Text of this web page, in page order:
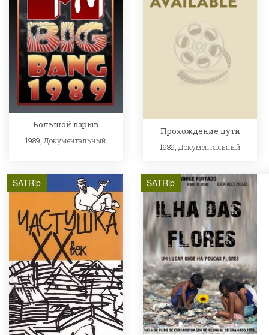
Большой взрыв
1989,Документальный
Прохождение пути
1989, Документальный
SATRip SATRip